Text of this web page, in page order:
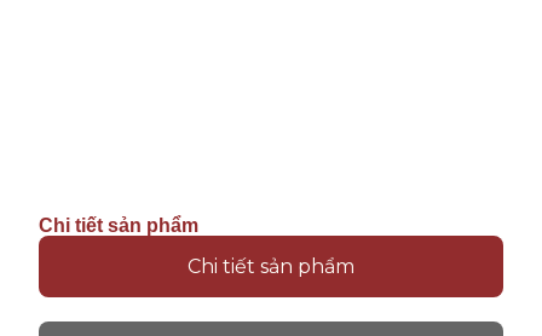
Chi tiết sản phẩm
Chi tiết sản phẩm